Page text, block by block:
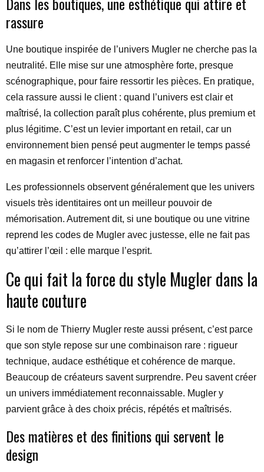
rassure
Une boutique inspirée de l’univers Mugler ne cherche pas la
neutralité. Elle mise sur une atmosphère forte, presque
scénographique, pour faire ressortir les pièces. En pratique,
cela rassure aussi le client : quand l’univers est clair et
maîtrisé, la collection paraît plus cohérente, plus premium et
plus légitime. C’est un levier important en retail, car un
environnement bien pensé peut augmenter le temps passé
en magasin et renforcer l’intention d’achat.
Les professionnels observent généralement que les univers
visuels très identitaires ont un meilleur pouvoir de
mémorisation. Autrement dit, si une boutique ou une vitrine
reprend les codes de Mugler avec justesse, elle ne fait pas
qu’attirer l’œil : elle marque l’esprit.
Ce qui fait la force du style Mugler dans la
haute couture
Si le nom de Thierry Mugler reste aussi présent, c’est parce
que son style repose sur une combinaison rare : rigueur
technique, audace esthétique et cohérence de marque.
Beaucoup de créateurs savent surprendre. Peu savent créer
un univers immédiatement reconnaissable. Mugler y
parvient grâce à des choix précis, répétés et maîtrisés.
Des matières et des finitions qui servent le
design